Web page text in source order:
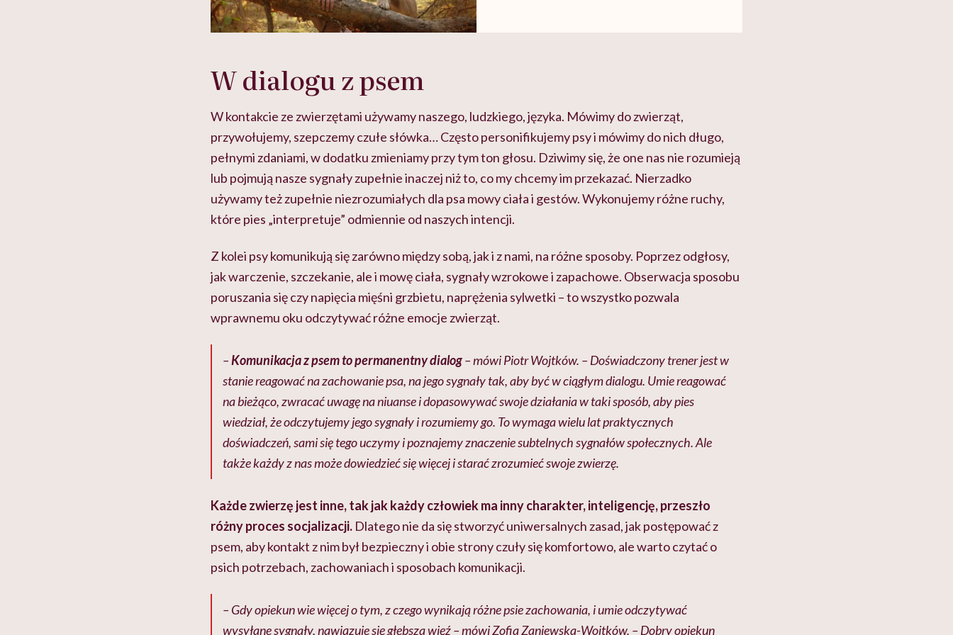
W dialogu z psem
W kontakcie ze zwierzętami używamy naszego, ludzkiego, języka. Mówimy do zwierząt,
przywołujemy, szepczemy czułe słówka… Często personifikujemy psy i mówimy do nich długo,
pełnymi zdaniami, w dodatku zmieniamy przy tym ton głosu. Dziwimy się, że one nas nie rozumieją
lub pojmują nasze sygnały zupełnie inaczej niż to, co my chcemy im przekazać. Nierzadko
używamy też zupełnie niezrozumiałych dla psa mowy ciała i gestów. Wykonujemy różne ruchy,
które pies „interpretuje” odmiennie od naszych intencji.
Z kolei psy komunikują się zarówno między sobą, jak i z nami, na różne sposoby. Poprzez odgłosy,
jak warczenie, szczekanie, ale i mowę ciała, sygnały wzrokowe i zapachowe. Obserwacja sposobu
poruszania się czy napięcia mięśni grzbietu, naprężenia sylwetki – to wszystko pozwala
wprawnemu oku odczytywać różne emocje zwierząt.
–Komunikacja z psem to permanentny dialog– mówi Piotr Wojtków. – Doświadczony trener jest w
stanie reagować na zachowanie psa, na jego sygnały tak, aby być w ciągłym dialogu. Umie reagować
na bieżąco, zwracać uwagę na niuanse i dopasowywać swoje działania w taki sposób, aby pies
wiedział, że odczytujemy jego sygnały i rozumiemy go. To wymaga wielu lat praktycznych
doświadczeń, sami się tego uczymy i poznajemy znaczenie subtelnych sygnałów społecznych. Ale
także każdy z nas może dowiedzieć się więcej i starać zrozumieć swoje zwierzę.
Każde zwierzę jest inne, tak jak każdy człowiek ma inny charakter, inteligencję, przeszło
różny proces socjalizacji. Dlatego nie da się stworzyć uniwersalnych zasad, jak postępować z
psem, aby kontakt z nim był bezpieczny i obie strony czuły się komfortowo, ale warto czytać o
psich potrzebach, zachowaniach i sposobach komunikacji.
– Gdy opiekun wie więcej o tym, z czego wynikają różne psie zachowania, i umie odczytywać
wysyłane sygnały, nawiązuje się głębsza więź – mówi Zofia Zaniewska-Wojtków. – Dobry opiekun